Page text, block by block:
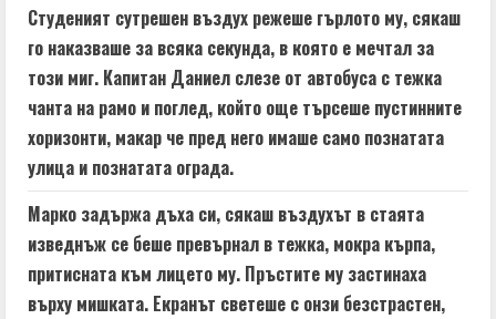
d
i
n
g
Студеният сутрешен въздух режеше гърлото му, сякаш
го наказваше за всяка секунда, в която е мечтал за
този миг. Капитан Даниел слезе от автобуса с тежка
чанта на рамо и поглед, който още търсеше пустинните
хоризонти, макар че пред него имаше само познатата
улица и познатата ограда.
Марко задържа дъха си, сякаш въздухът в стаята
изведнъж се беше превърнал в тежка, мокра кърпа,
притисната към лицето му. Пръстите му застинаха
върху мишката. Екранът светеше с онзи безстрастен,